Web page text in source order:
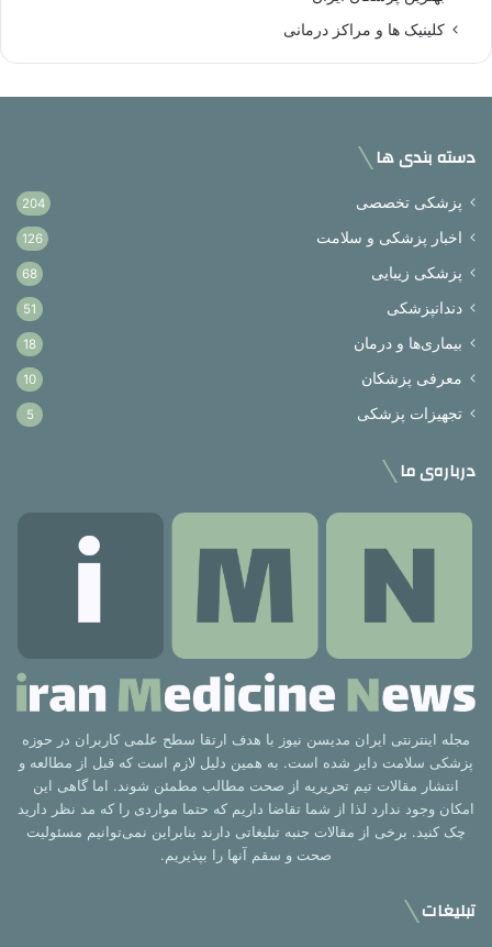
کلینیک ها و مراکز درمانی
دسته بندی ها
پزشکی تخصصی 204
اخبار پزشکی و سلامت 126
پزشکی زیبایی 68
دندانپزشکی 51
بیماری‌ها و درمان 18
معرفی پزشکان 10
تجهیزات پزشکی 5
درباره‌ی ما
مجله اینترنتی ایران مدیسن نیوز با هدف ارتقا سطح علمی کاربران در حوزه
پزشکی سلامت دایر شده است. به همین دلیل لازم است که قبل از مطالعه و
انتشار مقالات تیم تحریریه از صحت مطالب مطمئن شوند. اما گاهی این
امکان وجود ندارد لذا از شما تقاضا داریم که حتما مواردی را که مد نظر دارید
چک کنید. برخی از مقالات جنبه تبلیغاتی دارند بنابراین نمی‌توانیم مسئولیت
صحت و سقم آنها را بپذیریم.
تبلیغات